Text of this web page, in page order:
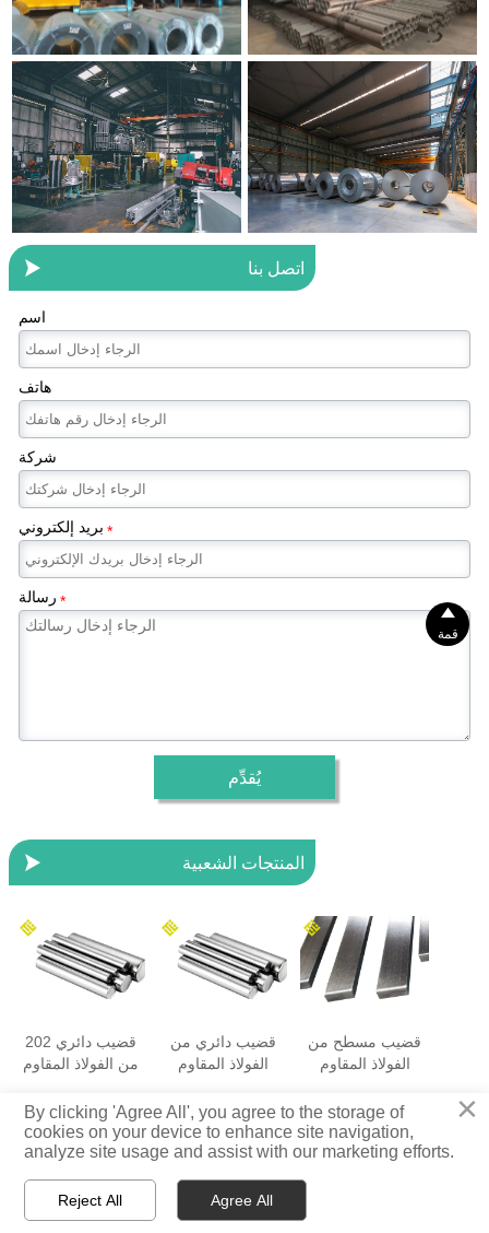
 اتصل بنا
اسم
هاتف
شركة
بريد إلكتروني *
رسالة *
يُقدِّم
 المنتجات الشعبية
202 قضيب دائري
من الفولاذ المقاوم
قضيب دائري من
الفولاذ المقاوم
قضيب مسطح من
الفولاذ المقاوم
جميع الحقوق محفوظة © 2025 شركة شاندونغ تانغلو للمواد المعدنية
المحدودة
سياسة الخصوصية
 

قمة
×
By clicking 'Agree All', you agree to the storage of
cookies on your device to enhance site navigation,
analyze site usage and assist with our marketing efforts.
Reject All Agree All